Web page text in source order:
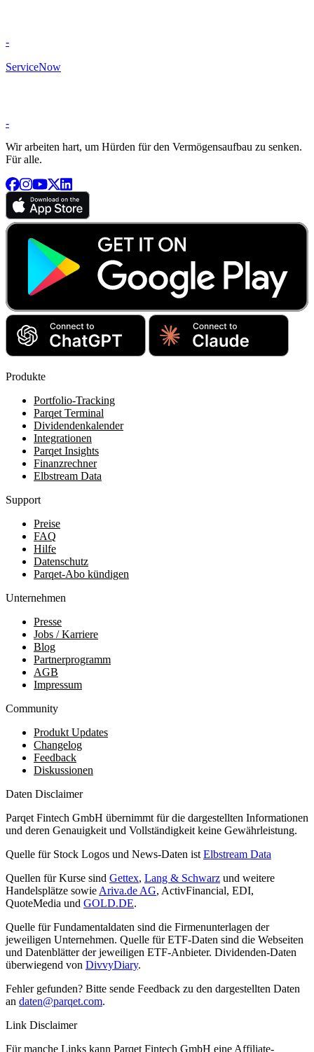
-
ServiceNow
-
Wir arbeiten hart, um Hürden für den Vermögensaufbau zu senken.
Für alle.
Produkte
Portfolio-Tracking
Parqet Terminal
Dividendenkalender
Integrationen
Parqet Insights
Finanzrechner
Elbstream Data
Support
Preise
FAQ
Hilfe
Datenschutz
Parqet-Abo kündigen
Unternehmen
Presse
Jobs / Karriere
Blog
Partnerprogramm
AGB
Impressum
Community
Produkt Updates
Changelog
Feedback
Diskussionen
Daten Disclaimer
Parqet Fintech GmbH übernimmt für die dargestellten Informationen
und deren Genauigkeit und Vollständigkeit keine Gewährleistung.
Quelle für Stock Logos und News-Daten ist Elbstream Data
Quellen für Kurse sind Gettex, Lang & Schwarz und weitere
Handelsplätze sowie Ariva.de AG, ActivFinancial, EDI,
QuoteMedia und GOLD.DE.
Quelle für Fundamentaldaten sind die Firmenunterlagen der
jeweiligen Unternehmen. Quelle für ETF-Daten sind die Webseiten
und Datenblätter der jeweiligen ETF-Anbieter. Dividenden-Daten
überwiegend von DivvyDiary.
Fehler gefunden? Bitte sende Feedback zu den dargestellten Daten
an daten@parqet.com.
Link Disclaimer
Für manche Links kann Parqet Fintech GmbH eine Affiliate-